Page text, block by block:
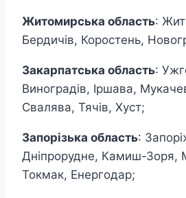
Житомирська область:
Бердичів, Коростень,
Закарпатська область:
Виноградів, Іршава,
Свалява, Тячів, Хуст;
Запорізька область:
Дніпрорудне, Камиш-Зоря,
Токмак, Енергодар;